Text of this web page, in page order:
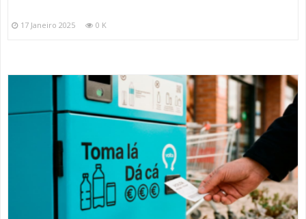
17 Janeiro 2025 0 K